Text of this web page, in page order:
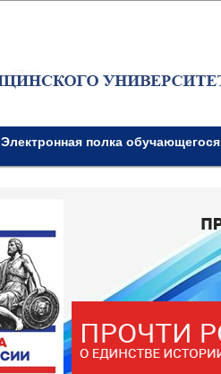
Электронная полка обучающегося